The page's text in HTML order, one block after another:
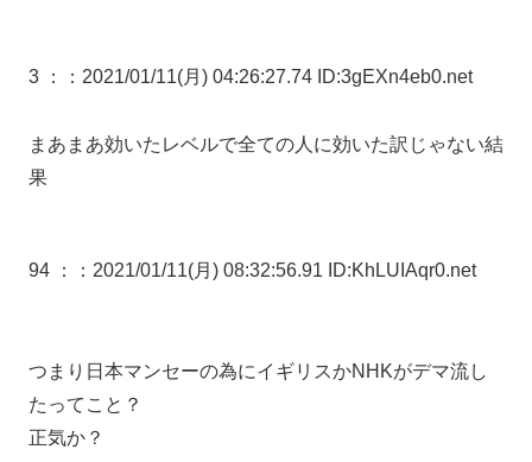
3 ： ：2021/01/11(月) 04:26:27.74 ID:3gEXn4eb0.net
まあまあ効いたレベルで全ての人に効いた訳じゃない結
果
94 ： ：2021/01/11(月) 08:32:56.91 ID:KhLUIAqr0.net
つまり日本マンセーの為にイギリスかNHKがデマ流し
たってこと？
正気か？